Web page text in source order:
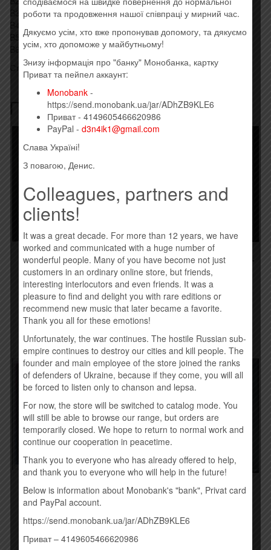
B3 My List 4:08
B5 Why Do I Keep Counting? 4:23
B6 Exitlude 2:24
Стиль: Alternative Rock, Indie Rock, New Wave, Post-Punk
Похожие товары
RULADA – Є ЧАС (2016)
190,00грн.
Купить
DISCLOSURE – CARACAL
(2015)
260,00 грн.
Купить
AVICII – STORIES (2015)
260,00грн.
BAHROMA – ИПИ (2015)
(EP)
роботи та продовження нашої співпраці у мирний час.
Дякуємо усім, хто вже пропонував допомогу, та дякуємо
усім, хто допоможе у майбутньому!
Знизу інформація про "банку" Монобанка, картку
Приват та пейпел аккаунт:
Monobank -
https://send.monobank.ua/jar/ADhZB9KLE6
Приват - 4149605466620986
PayPal - d3n4ik1@gmail.com
Слава Україні!
З повагою, Денис.
Colleagues, partners and
clients!
It was a great decade. For more than 12 years, we have
worked and communicated with a huge number of
wonderful people. Many of you have become not just
customers in an ordinary online store, but friends,
interesting interlocutors and even friends. It was a
pleasure to find and delight you with rare editions or
recommend new music that later became a favorite.
Thank you all for these emotions!
Unfortunately, the war continues. The hostile Russian sub-
empire continues to destroy our cities and kill people. The
founder and main employee of the store joined the ranks
of defenders of Ukraine, because if they come, you will all
be forced to listen only to chanson and lepsa.
For now, the store will be switched to catalog mode. You
will still be able to browse our range, but orders are
temporarily closed. We hope to return to normal work and
continue our cooperation in peacetime.
Thank you to everyone who has already offered to help,
and thank you to everyone who will help in the future!
Below is information about Monobank's "bank", Privat card
and PayPal account.
https://send.monobank.ua/jar/ADhZB9KLE6
Приват – 4149605466620986